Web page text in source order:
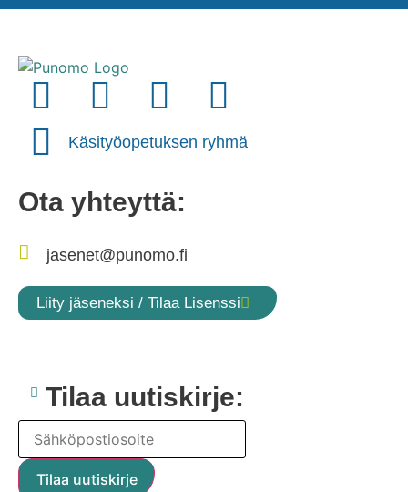
Käsityöopetuksen ryhmä
Ota yhteyttä:
jasenet@punomo.fi
Liity jäseneksi / Tilaa Lisenssi
Tilaa uutiskirje: